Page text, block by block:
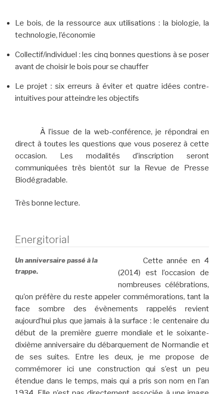
Le bois, de la ressource aux utilisations : la biologie, la
technologie, l’économie
Collectif/individuel : les cinq bonnes questions à se poser
avant de choisir le bois pour se chauffer
Le projet : six erreurs à éviter et quatre idées contre-
intuitives pour atteindre les objectifs
À l’issue de la web-conférence, je répondrai en
direct à toutes les questions que vous poserez à cette
occasion. Les modalités d’inscription seront
communiquées très bientôt sur la Revue de Presse
Biodégradable.
Très bonne lecture.
Energitorial
Un anniversaire passé à la
trappe.
Cette année en 4
(2014) est l’occasion de
nombreuses célébrations,
qu’on préfère du reste appeler commémorations, tant la
face sombre des évènements rappelés revient
aujourd’hui plus que jamais à la surface : le centenaire du
début de la première guerre mondiale et le soixante-
dixième anniversaire du débarquement de Normandie et
de ses suites. Entre les deux, je me propose de
commémorer ici une construction qui s’est un peu
étendue dans le temps, mais qui a pris son nom en l’an